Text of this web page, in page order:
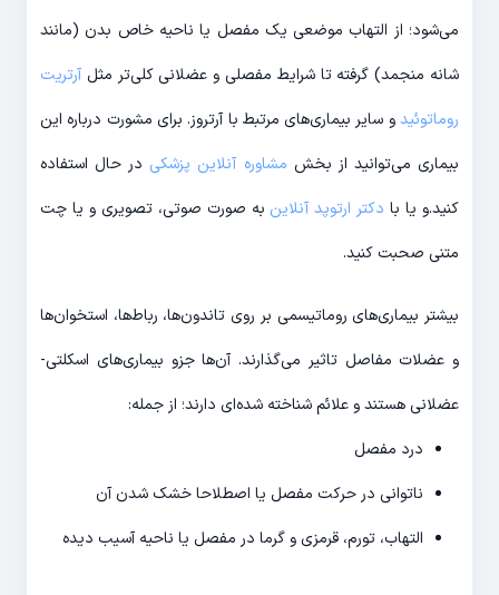
می‌شود؛ از التهاب موضعی یک مفصل یا ناحیه خاص بدن (مانند
شانه منجمد) گرفته تا شرایط مفصلی و عضلانی کلی‌تر مثل آرتریت
روماتوئیدو سایر بیماری‌های مرتبط با آرتروز. برای مشورت درباره این
بیماری می‌توانید از بخش مشاوره آنلاین پزشکی در حال استفاده
کنید.و یا با دکتر ارتوپد آنلاین به صورت صوتی، تصویری و یا چت
متنی صحبت کنید.
بیشتر بیماری‌های روماتیسمی بر روی تاندون‌ها، رباط‌ها، استخوان‌ها
و عضلات مفاصل تاثیر می‌گذارند. آن‌ها جزو بیماری‌های اسکلتی-
عضلانی هستند و علائم شناخته شده‌ای دارند؛ از جمله:
درد مفصل
ناتوانی در حرکت مفصل یا اصطلاحا خشک شدن آن
التهاب، تورم، قرمزی و گرما در مفصل یا ناحیه آسیب دیده